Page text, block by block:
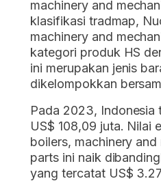
machinery and
klasifikasi tradmap,
machinery and
kategori produk HS
ini merupakan jenis
dikelompokkan
Pada 2023,
US$ 108,09 juta. Nilai
boilers, machinery
parts ini naik
yang tercatat US$